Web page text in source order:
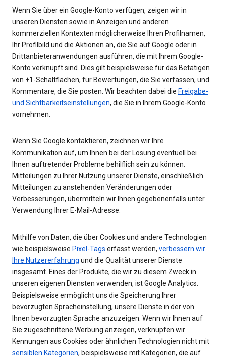
Wenn Sie über ein Google-Konto verfügen, zeigen wir in
unseren Diensten sowie in Anzeigen und anderen
kommerziellen Kontexten möglicherweise Ihren Profilnamen,
Ihr Profilbild und die Aktionen an, die Sie auf Google oder in
Drittanbieteranwendungen ausführen, die mit Ihrem Google-
Konto verknüpft sind. Dies gilt beispielsweise für das Betätigen
von +1-Schaltflächen, für Bewertungen, die Sie verfassen, und
Kommentare, die Sie posten. Wir beachten dabei die Freigabe-
und Sichtbarkeitseinstellungen, die Sie in Ihrem Google-Konto
vornehmen.
Wenn Sie Google kontaktieren, zeichnen wir Ihre
Kommunikation auf, um Ihnen bei der Lösung eventuell bei
Ihnen auftretender Probleme behilflich sein zu können.
Mitteilungen zu Ihrer Nutzung unserer Dienste, einschließlich
Mitteilungen zu anstehenden Veränderungen oder
Verbesserungen, übermitteln wir Ihnen gegebenenfalls unter
Verwendung Ihrer E-Mail-Adresse.
Mithilfe von Daten, die über Cookies und andere Technologien
wie beispielsweise Pixel-Tags erfasst werden, verbessern wir
Ihre Nutzererfahrung und die Qualität unserer Dienste
insgesamt. Eines der Produkte, die wir zu diesem Zweck in
unseren eigenen Diensten verwenden, ist Google Analytics.
Beispielsweise ermöglicht uns die Speicherung Ihrer
bevorzugten Spracheinstellung, unsere Dienste in der von
Ihnen bevorzugten Sprache anzuzeigen. Wenn wir Ihnen auf
Sie zugeschnittene Werbung anzeigen, verknüpfen wir
Kennungen aus Cookies oder ähnlichen Technologien nicht mit
sensiblen Kategorien, beispielsweise mit Kategorien, die auf